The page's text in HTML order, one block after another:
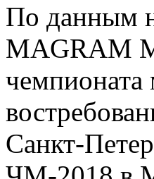
По данным
MAGRAM
чемпионата
Санкт-